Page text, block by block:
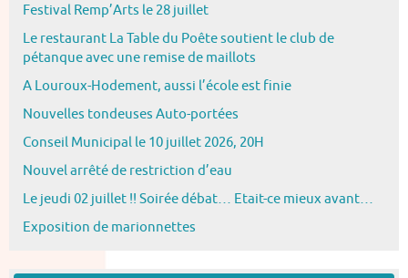
Festival Remp’Arts le 28 juillet
Le restaurant La Table du Poête soutient le club de
pétanque avec une remise de maillots
A Louroux-Hodement, aussi l’école est finie
Nouvelles tondeuses Auto-portées
Conseil Municipal le 10 juillet 2026, 20H
Nouvel arrêté de restriction d’eau
Le jeudi 02 juillet !! Soirée débat… Etait-ce mieux avant…
Exposition de marionnettes